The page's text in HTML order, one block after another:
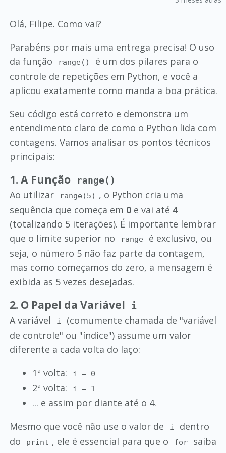
Olá, Filipe. Como vai?
Parabéns por mais uma entrega precisa! O uso
da função
range()
é um dos pilares para o
controle de repetições em Python, e você a
aplicou exatamente como manda a boa prática.
Seu código está correto e demonstra um
entendimento claro de como o Python lida com
contagens. Vamos analisar os pontos técnicos
principais:
1. A Função range()
Ao utilizar range(5) , o Python cria uma
sequência que começa em 0e vai até 4
(totalizando 5 iterações). É importante lembrar
que o limite superior no
range
é exclusivo, ou
seja, o número 5 não faz parte da contagem,
mas como começamos do zero, a mensagem é
exibida as 5 vezes desejadas.
2. O Papel da Variável i
A variável i
(comumente chamada de "variável
de controle" ou "índice") assume um valor
diferente a cada volta do laço:
1ª volta:
i = 0
2ª volta: i = 1
... e assim por diante até o 4.
Mesmo que você não use o valor de
i
dentro
do
print , ele é essencial para que o for
saiba